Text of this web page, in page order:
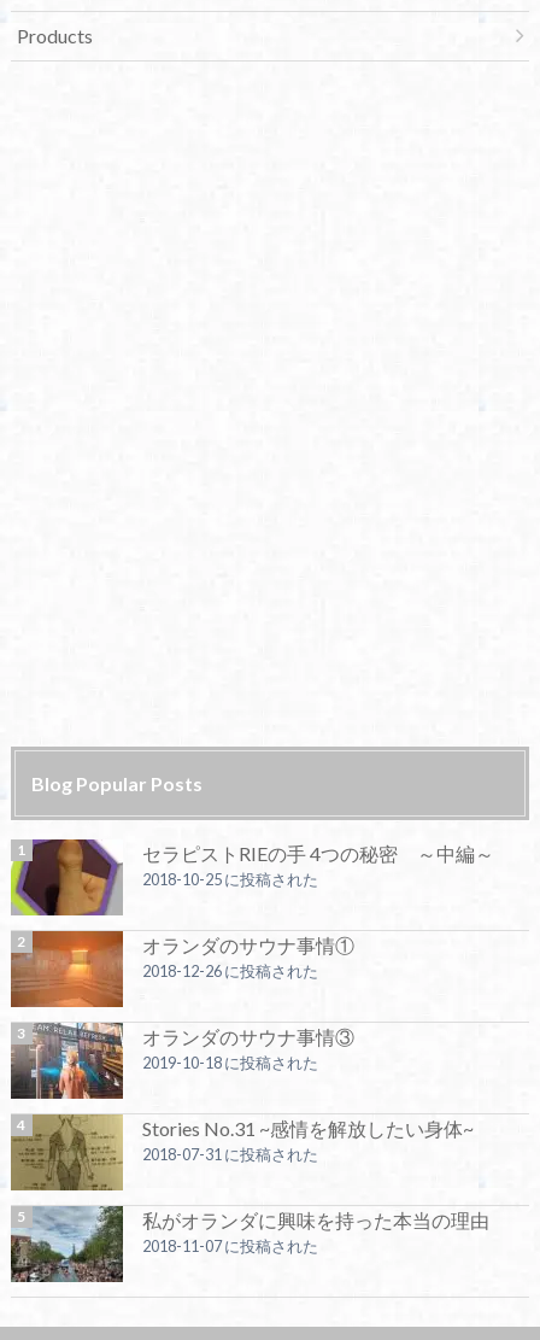
Products
Blog Popular Posts
セラピストRIEの手 4つの秘密 ～中編～
2018-10-25 に投稿された
オランダのサウナ事情①
2018-12-26 に投稿された
オランダのサウナ事情③
2019-10-18 に投稿された
Stories No.31 ~感情を解放したい身体~
2018-07-31 に投稿された
私がオランダに興味を持った本当の理由
2018-11-07 に投稿された